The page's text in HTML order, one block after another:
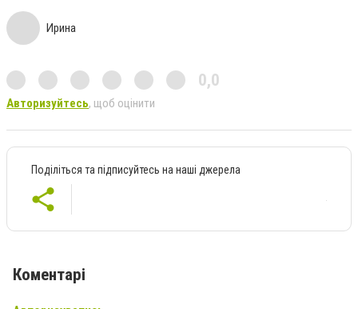
Ирина
0,0
Авторизуйтесь, щоб оцінити
Поділіться та підписуйтесь на наші джерела
Коментарі